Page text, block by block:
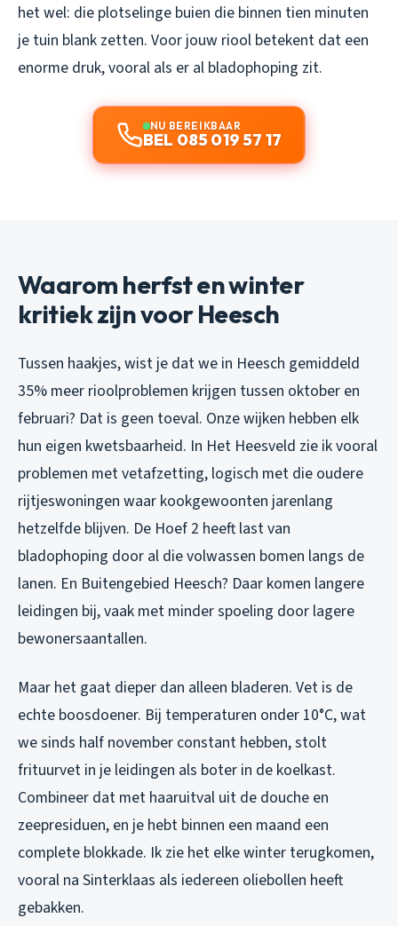
het wel: die plotselinge buien die binnen tien minuten
je tuin blank zetten. Voor jouw riool betekent dat een
enorme druk, vooral als er al bladophoping zit.
NU BEREIKBAAR
BEL 085 019 57 17
Waarom herfst en winter
kritiek zijn voor Heesch
Tussen haakjes, wist je dat we in Heesch gemiddeld
35% meer rioolproblemen krijgen tussen oktober en
februari? Dat is geen toeval. Onze wijken hebben elk
hun eigen kwetsbaarheid. In Het Heesveld zie ik vooral
problemen met vetafzetting, logisch met die oudere
rijtjeswoningen waar kookgewoonten jarenlang
hetzelfde blijven. De Hoef 2 heeft last van
bladophoping door al die volwassen bomen langs de
lanen. En Buitengebied Heesch? Daar komen langere
leidingen bij, vaak met minder spoeling door lagere
bewonersaantallen.
Maar het gaat dieper dan alleen bladeren. Vet is de
echte boosdoener. Bij temperaturen onder 10°C, wat
we sinds half november constant hebben, stolt
frituurvet in je leidingen als boter in de koelkast.
Combineer dat met haaruitval uit de douche en
zeepresiduen, en je hebt binnen een maand een
complete blokkade. Ik zie het elke winter terugkomen,
vooral na Sinterklaas als iedereen oliebollen heeft
gebakken.